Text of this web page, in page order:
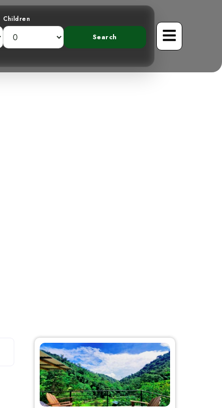
Children